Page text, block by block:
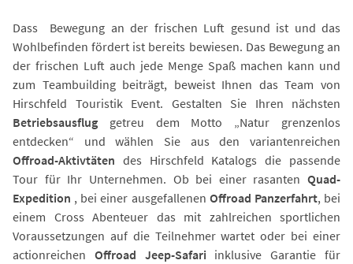
Dass Bewegung an der frischen Luft gesund ist und das
Wohlbefinden fördert ist bereits bewiesen. Das Bewegung an
der frischen Luft auch jede Menge Spaß machen kann und
zum Teambuilding beiträgt, beweist Ihnen das Team von
Hirschfeld Touristik Event. Gestalten Sie Ihren nächsten
Betriebsausflug getreu dem Motto „Natur grenzenlos
entdecken“ und wählen Sie aus den variantenreichen
Offroad-Aktivtäten des Hirschfeld Katalogs die passende
Tour für Ihr Unternehmen. Ob bei einer rasanten Quad-
Expedition , bei einer ausgefallenen Offroad Panzerfahrt, bei
einem Cross Abenteuer das mit zahlreichen sportlichen
Voraussetzungen auf die Teilnehmer wartet oder bei einer
actionreichen Offroad Jeep-Safari inklusive Garantie für